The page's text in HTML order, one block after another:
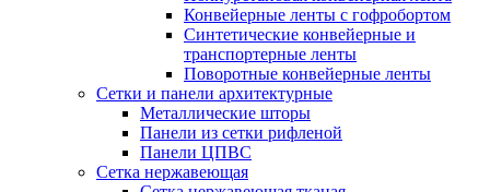
Конвейерные ленты с гофробортом
Синтетические конвейерные и
транспортерные ленты
Поворотные конвейерные ленты
Cетки и панели архитектурные
Металлические шторы
Панели из сетки рифленой
Панели ЦПВС
Сетка нержавеющая